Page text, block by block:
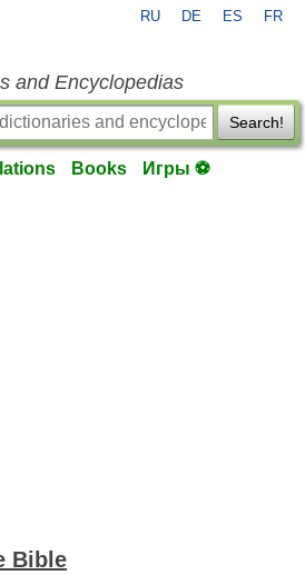
RU DE ES FR
and Encyclopedias
Search!
Books Игры ⚽
Bible